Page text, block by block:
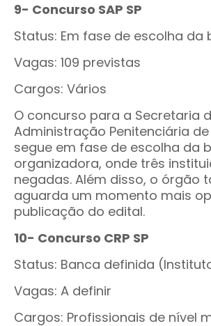
9- Concurso SAP SP
Status: Em fase de escolha da
Vagas: 109 previstas
Cargos: Vários
O concurso para a Secretaria
Administração Penitenciária de
segue em fase de escolha da
organizadora, onde três
negadas. Além disso, o órgão
aguarda um momento mais
publicação do edital.
10- Concurso CRP SP
Status: Banca definida
Vagas: A definir
Cargos: Profissionais de nível